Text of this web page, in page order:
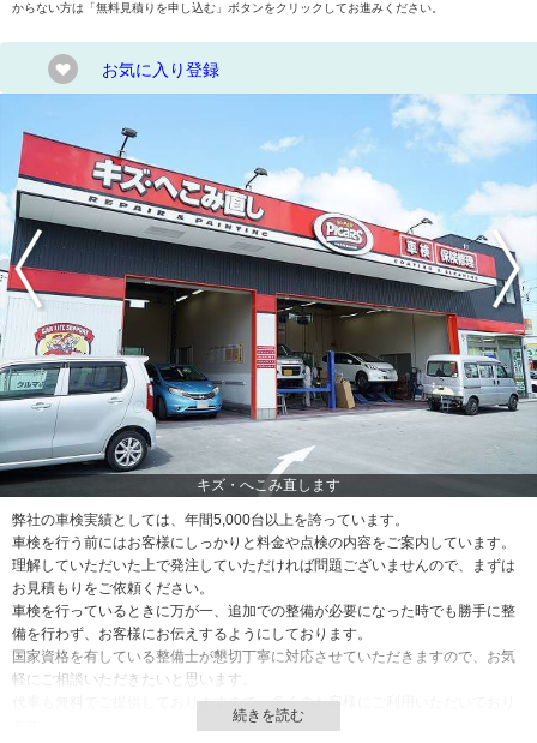
からない方は「無料見積りを申し込む」ボタンをクリックしてお進みください。
お気に入り登録
ズ・へこみ直します
弊社の車検実績としては、年間5,000台以上を誇っています。
車検を行う前にはお客様にしっかりと料金や点検の内容をご案内しています。
理解していただいた上で発注していただければ問題ございませんので、まずは
お見積もりをご依頼ください。
車検を行っているときに万が一、追加での整備が必要になった時でも勝手に整
備を行わず、お客様にお伝えするようにしております。
国家資格を有している整備士が懇切丁寧に対応させていただきますので、お気
軽にご相談いただきたいと思います。
代車も無料でご提供しておりますので、多くのお客様にご利用いただいており